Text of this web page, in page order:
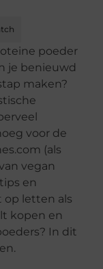
poeder
je benieuwd
maken?
voor de
(als
vegan
en
op letten als
kopen en
In dit